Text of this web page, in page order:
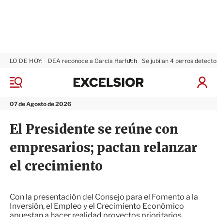
M
n
07 de Agosto de 2026
LO DE HOY: DEA reconoce a García Harfuch Se jubilan 4 perros
I
x
i
r
El Presidente se reúne con
empresarios; pactan relanzar
el crecimiento
Con la presentación del Consejo para el Fomento a la
Inversión, el Empleo y el Crecimiento Económico